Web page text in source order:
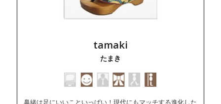
tamaki
たまき
鼻緒は足にいいこといっぱい！現代にもマッチする進化した